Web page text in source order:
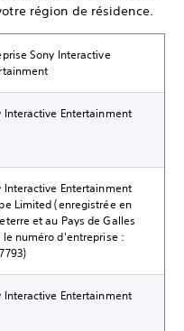
région de résidence.
Sony Interactive
Interactive Entertainment
Interactive Entertainment
Limited (enregistrée en
et au Pays de Galles
le numéro d'entreprise :
Interactive Entertainment